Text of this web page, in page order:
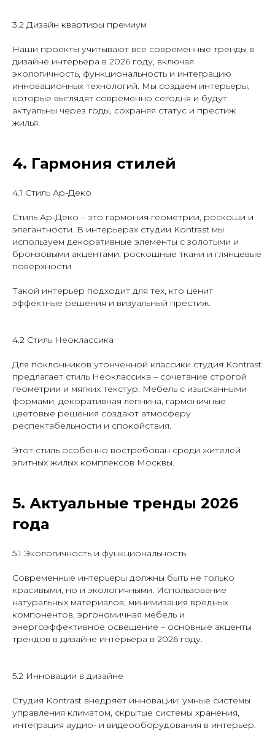
3.2 Дизайн квартиры премиум
Наши проекты учитывают все современные тренды в
дизайне интерьера в 2026 году, включая
экологичность, функциональность и интеграцию
инновационных технологий. Мы создаем интерьеры,
которые выглядят современно сегодня и будут
актуальны через годы, сохраняя статус и престиж
жилья.
4. Гармония стилей
4.1 Стиль Ар-Деко
Стиль Ар-Деко – это гармония геометрии, роскоши и
элегантности. В интерьерах студии Kontrast мы
используем декоративные элементы с золотыми и
бронзовыми акцентами, роскошные ткани и глянцевые
поверхности.
Такой интерьер подходит для тех, кто ценит
эффектные решения и визуальный престиж.
4.2 Стиль Неоклассика
Для поклонников утонченной классики студия Kontrast
предлагает стиль Неоклассика – сочетание строгой
геометрии и мягких текстур. Мебель с изысканными
формами, декоративная лепнина, гармоничные
цветовые решения создают атмосферу
респектабельности и спокойствия.
Этот стиль особенно востребован среди жителей
элитных жилых комплексов Москвы.
5. Актуальные тренды 2026
года
5.1 Экологичность и функциональность
Современные интерьеры должны быть не только
красивыми, но и экологичными. Использование
натуральных материалов, минимизация вредных
компонентов, эргономичная мебель и
энергоэффективное освещение – основные акценты
трендов в дизайне интерьера в 2026 году.
5.2 Инновации в дизайне
Студия Kontrast внедряет инновации: умные системы
управления климатом, скрытые системы хранения,
интеграция аудио- и видеооборудования в интерьер.